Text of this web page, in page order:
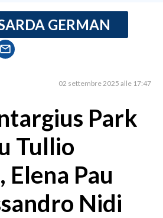
GERMAN
02 settembre 2025 alle 17:47
Park
Tullio
Elena Pau
Nidi